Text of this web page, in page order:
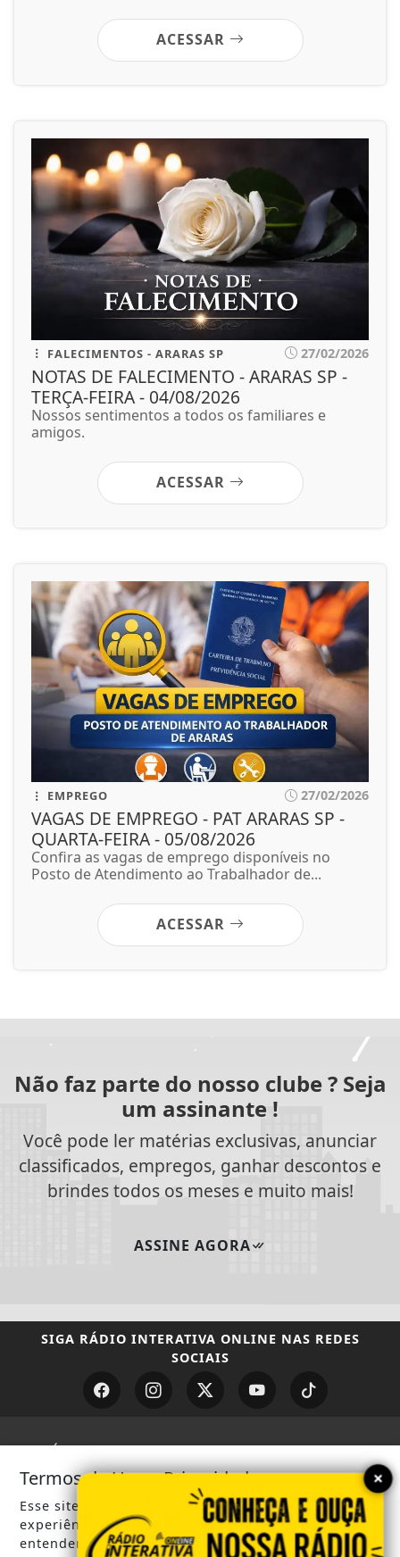
ACESSAR
FALECIMENTOS - ARARAS SP 27/02/2026
NOTAS DE FALECIMENTO - ARARAS SP -
TERÇA-FEIRA - 04/08/2026
Nossos sentimentos a todos os familiares e
amigos.
ACESSAR
EMPREGO 27/02/2026
VAGAS DE EMPREGO - PAT ARARAS SP -
QUARTA-FEIRA - 05/08/2026
Confira as vagas de emprego disponíveis no
Posto de Atendimento ao Trabalhador de...
ACESSAR
Não faz parte do nosso clube ? Seja
um assinante !
Você pode ler matérias exclusivas, anunciar
classificados, empregos, ganhar descontos e
brindes todos os meses e muito mais!
ASSINE AGORA
SIGA RÁDIO INTERATIVA ONLINE NAS REDES
SOCIAIS
/ NOTÍCIAS
POLICIA MILITAR ARARAS SP
CÂMARA MUNICIPAL
PREFEITURA MUNICIPAL DE ARARAS
Termos de Uso e Privacidade
Esse site utiliza cookies para melhorar sua
experiência de navegação. Ao continuar o acesso,
entendemos que você concorda com nossos Termos
×